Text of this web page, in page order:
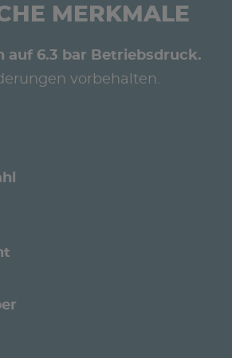
MERKMALE
auf 6.3 bar Betriebsdruck.
vorbehalten.